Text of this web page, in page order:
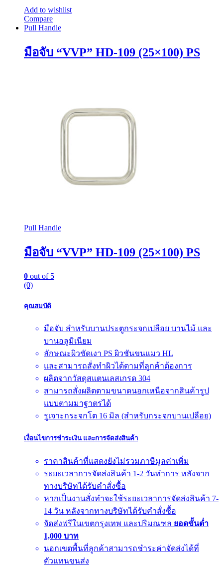
Add to wishlist
Compare
Pull Handle
มือจับ “VVP” HD-109 (25×100) PS
Pull Handle
มือจับ “VVP” HD-109 (25×100) PS
0 out of 5
(0)
คุณสมบัติ
มือจับ สำหรับบานประตูกระจกเปลือย บานไม้ และ
บานอลูมิเนียม
ลักษณะผิวชัดเงา PS ผิวชันขนแมว HL
และสามารถสั่งทำผิวได้ตามที่ลูกค้าต้องการ
ผลิตจากวัสดุสแตนเลสเกรด 304
สามารถสั่งผลิตตามขนาดนอกเหนือจากสินค้ารูป
แบบตามมาฐาตรได้
รูเจาะกระจกโต 16 มิล (สำหรับกระจกบานเปลือย)
เงื่อนไขการชำระเงิน และการจัดส่งสินค้า
ราคาสินค้าที่แสดงยังไม่รวมภาษีมูลค่าเพิ่ม
ระยะเวลาการจัดส่งสินค้า 1-2 วันทำการ หลังจาก
ทางบริษัทได้รับคำสั่งซื้อ
หากเป็นงานสั่งทำจะใช้ระยะเวลาการจัดส่งสินค้า 7-
14 วัน หลังจากทางบริษัทได้รับคำสั่งซื้อ
จัดส่งฟรีในเขตกรุงเทพ และปริมณฑล ยอดขั้นต่ำ
1,000 บาท
นอกเขตพื้นที่ลูกค้าสามารถชำระค่าจัดส่งได้ที่
ตัวแทนขนส่ง